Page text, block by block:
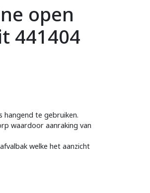
open
441404
hangend te gebruiken.
waardoor aanraking van
welke het aanzicht